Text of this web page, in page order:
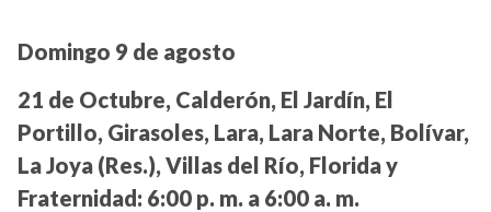
Domingo 9 de agosto
21 de Octubre, Calderón, El Jardín, El
Portillo, Girasoles, Lara, Lara Norte, Bolívar,
La Joya (Res.), Villas del Río, Florida y
Fraternidad: 6:00 p. m. a 6:00 a. m.